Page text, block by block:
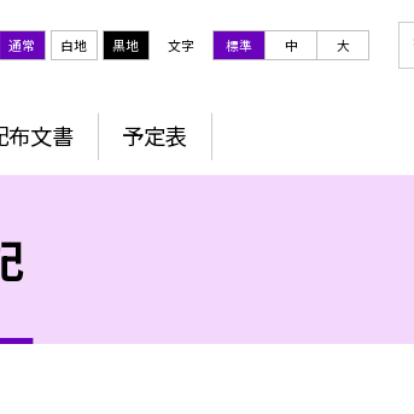
通常 白地 黒地 文字 標準 中 大
布文書 予定表